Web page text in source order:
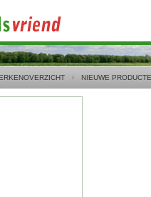
NIEUWE